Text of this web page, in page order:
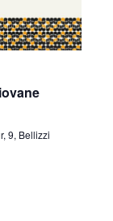
9, Bellizzi